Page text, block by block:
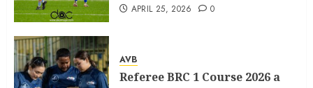
APRIL 25, 2026 0
AVB
Referee BRC 1 Course 2026 a